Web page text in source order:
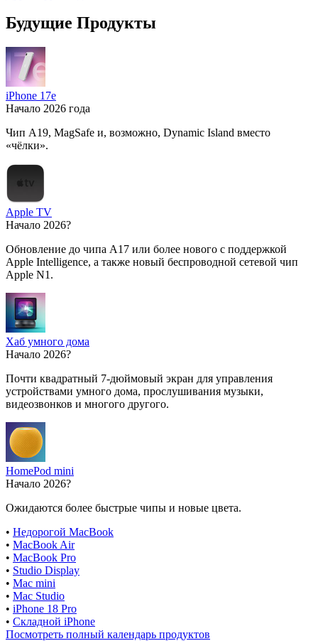
Будущие Продукты
iPhone 17e
Начало 2026 года
Чип A19, MagSafe и, возможно, Dynamic Island вместо
«чёлки».
Apple TV
Начало 2026?
Обновление до чипа A17 или более нового с поддержкой
Apple Intelligence, а также новый беспроводной сетевой чип
Apple N1.
Хаб умного дома
Начало 2026?
Почти квадратный 7-дюймовый экран для управления
устройствами умного дома, прослушивания музыки,
видеозвонков и многого другого.
HomePod mini
Начало 2026?
Ожидаются более быстрые чипы и новые цвета.
• Недорогой MacBook
• MacBook Air
• MacBook Pro
• Studio Display
• Mac mini
• Mac Studio
• iPhone 18 Pro
• Складной iPhone
Посмотреть полный календарь продуктов